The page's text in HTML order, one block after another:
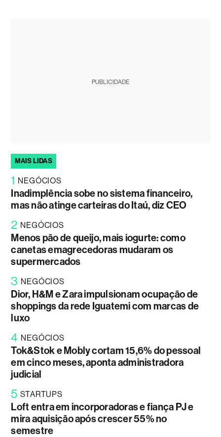
PUBLICIDADE
MAIS LIDAS
1 NEGÓCIOS
Inadimplência sobe no sistema financeiro,
mas não atinge carteiras do Itaú, diz CEO
2 NEGÓCIOS
Menos pão de queijo, mais iogurte: como
canetas emagrecedoras mudaram os
supermercados
3 NEGÓCIOS
Dior, H&M e Zara impulsionam ocupação de
shoppings da rede Iguatemi com marcas de
luxo
4 NEGÓCIOS
Tok&Stok e Mobly cortam 15,6% do pessoal
em cinco meses, aponta administradora
judicial
5 STARTUPS
Loft entra em incorporadoras e fiança PJ e
mira aquisição após crescer 55% no
semestre